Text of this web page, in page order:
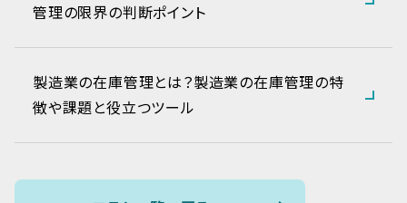
管理の限界の判断ポイント
製造業の在庫管理とは？製造業の在庫管理の特
徴や課題と役立つツール